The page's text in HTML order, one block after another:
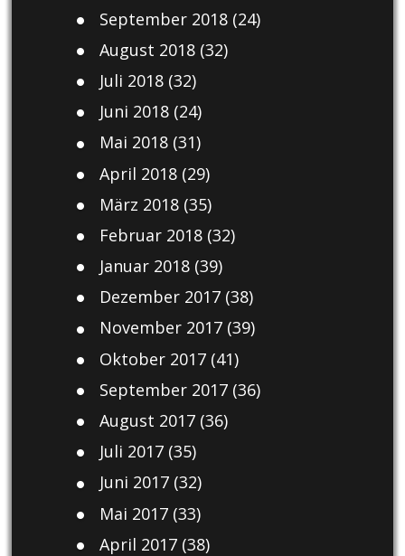
September 2018(24)
August 2018(32)
Juli 2018(32)
Juni 2018(24)
Mai 2018(31)
April 2018(29)
März 2018(35)
Februar 2018(32)
Januar 2018(39)
Dezember 2017(38)
November 2017(39)
Oktober 2017(41)
September 2017(36)
August 2017(36)
Juli 2017(35)
Juni 2017(32)
Mai 2017(33)
April 2017(38)